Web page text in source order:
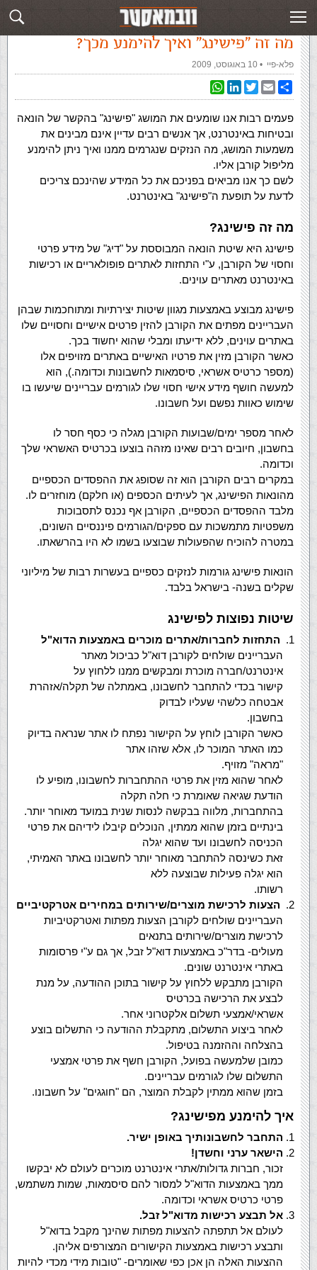
עמוד ראשי מה זה "פישינג" ואיך להימנע מכך?
מה זה "פישינג" ואיך להימנע מכך?
פלא-פיי ‏ • 10 באוגוסט, 2009
WhatsAppLinkedInTwitterEmailShare
פעמים רבות אנו שומעים את המושג "פישינג" בהקשר של הונאה
ובטיחות באינטרנט, אך אנשים רבים עדיין אינם מבינים את
משמעות המושג, מה הנזקים שנגרמים ממנו ואיך ניתן להימנע
מליפול קורבן אליו.
לשם כך אנו מביאים בפניכם את כל המידע שהינכם צריכים
לדעת על תופעת ה"פישינג" באינטרנט.
מה זה פישינג?
פישינג היא שיטת הונאה המבוססת על "דיג" של מידע פרטי
וחסוי של הקורבן, ע"י התחזות לאתרים פופולאריים או רכישות
באינטרנט מאתרים עוינים.
פישינג מבוצע באמצעות מגוון שיטות יצירתיות ומתוחכמות שבהן
העבריינים מפתים את הקורבן להזין פרטים אישיים וחסויים שלו
באתרים עוינים, ללא ידיעתו ומבלי שהוא יחשוד בכך.
כאשר הקורבן מזין את פרטיו האישיים באתרים מזויפים אלו
(מספר כרטיס אשראי, סיסמאות לחשבונות וכדומה.), הוא
למעשה חושף מידע אישי חסוי שלו לגורמים עבריינים שיעשו בו
שימוש כאוות נפשם ועל חשבונו.
לאחר מספר ימים/שבועות הקורבן מגלה כי כסף חסר לו
בחשבון, חיובים רבים שאינו מזהה בוצעו בכרטיס האשראי שלך
וכדומה.
במקרים רבים הקורבן הוא זה שסופג את ההפסדים הכספיים
מהונאות הפישינג, אך לעיתים הכספים (או חלקם) מוחזרים לו.
מלבד ההפסדים הכספיים, הקורבן אף נכנס לתסבוכות
משפטיות מתמשכות עם ספקים/הגורמים פיננסיים השונים,
במטרה להוכיח שהפעולות שבוצעו בשמו לא היו בהרשאתו.
הונאות פישינג גורמות לנזקים כספיים בעשרות רבות של מיליוני
שקלים בשנה- בישראל בלבד.
שיטות נפוצות לפישינג
התחזות לחברות/אתרים מוכרים באמצעות הדוא"ל
העבריינים שולחים לקורבן דוא"ל כביכול מאתר
אינטרנט/חברה מוכרת ומבקשים ממנו ללחוץ על
קישור בכדי להתחבר לחשבונו, באמתלה של תקלה/אזהרת
אבטחה כלשהי שעליו לבדוק
בחשבון.
כאשר הקורבן לוחץ על הקישור נפתח לו אתר שנראה בדיוק
כמו האתר המוכר לו, אלא שזהו אתר
"מראה" מזויף.
לאחר שהוא מזין את פרטי ההתחברות לחשבונו, מופיע לו
הודעת שגיאה שאומרת כי חלה תקלה
בהתחברות, מלווה בבקשה לנסות שנית במועד מאוחר יותר.
בינתיים בזמן שהוא ממתין, הנוכלים קיבלו לידיהם את פרטי
הכניסה לחשבונו ועד שהוא יגלה
זאת כשינסה להתחבר מאוחר יותר לחשבונו באתר האמיתי,
הוא יגלה פעילות שבוצעה ללא
רשותו.
הצעות לרכישת מוצרים/שירותים במחירים אטרקטיביים
העבריינים שולחים לקורבן הצעות מפתות ואטרקטיביות
לרכישת מוצרים/שירותים בתנאים
מעולים- בדר"כ באמצעות דוא"ל זבל, אך גם ע"י פרסומות
באתרי אינטרנט שונים.
הקורבן מתבקש ללחוץ על קישור בתוכן ההודעה, על מנת
לבצע את הרכישה בכרטיס
אשראי/אמצעי תשלום אלקטרוני אחר.
לאחר ביצוע התשלום, מתקבלת ההודעה כי התשלום בוצע
בהצלחה וההזמנה בטיפול.
כמובן שלמעשה בפועל, הקורבן חשף את פרטי אמצעי
התשלום שלו לגורמים עבריינים.
בזמן שהוא ממתין לקבלת המוצר, הם "חוגגים" על חשבונו.
איך להימנע מפישינג?
התחבר לחשבונותיך באופן ישיר.
הישאר ערני וחשדן!
זכור, חברות גדולות/אתרי אינטרנט מוכרים לעולם לא יבקשו
ממך באמצעות הדוא"ל למסור להם סיסמאות, שמות משתמש,
פרטי כרטיס אשראי וכדומה.
אל תבצע רכישות מדוא"ל זבל.
לעולם אל תתפתה להצעות מפתות שהינך מקבל בדוא"ל
ותבצע רכישות באמצעות הקישורים המצורפים אליהן.
ההצעות האלה הן אכן כפי שאומרים- "טובות מידי מכדי להיות